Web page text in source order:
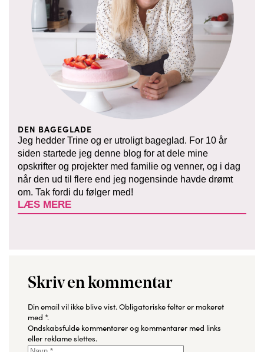
DEN BAGEGLADE
Jeg hedder Trine og er utroligt bageglad. For 10 år
siden startede jeg denne blog for at dele mine
opskrifter og projekter med familie og venner, og i dag
når den ud til flere end jeg nogensinde havde drømt
om. Tak fordi du følger med!
LÆS MERE
Skriv en kommentar
Din email vil ikke blive vist.Obligatoriske felter er makeret
med *.
Ondskabsfulde kommentarer og kommentarer med links
eller reklame slettes.